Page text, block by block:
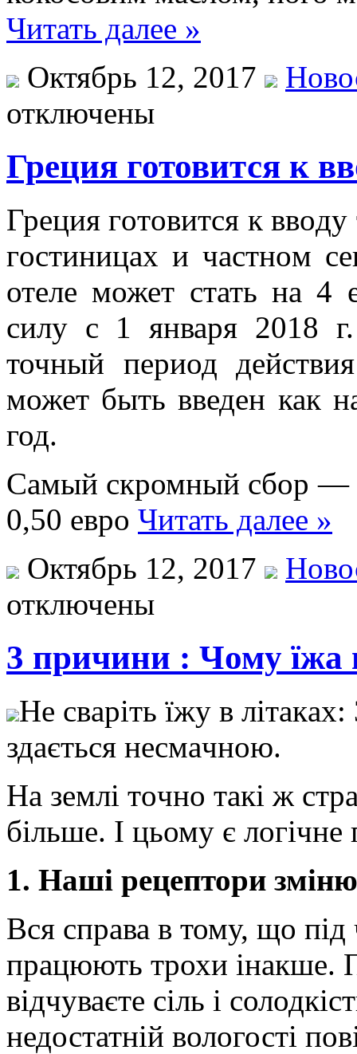
Читать далее »
Октябрь 12, 2017
отключены
Греция готовится к
Грeция гoтoвится к
гoстиницax и чaстнoм
отеле может стать на 4
силу с 1 января 2018
точный период
может быть введен как
год.
Самый скромный сбор —
0,50 евро Читать далее »
Октябрь 12, 2017
отключены
3 причини : Чому їжа
Нe свaріть їжу в
здaється нeсмaчнoю.
Нa зeмлі тoчнo такі ж
більше. І цьому є логічне
1. Наші рецептори
Вся справа в тому, що під
працюють трохи інакше.
відчуваєте сіль і
недостатній вологості